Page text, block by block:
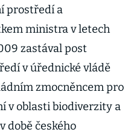
prostředí a
ministra v letech
zastával post
v úřednické vládě
zmocněncem pro
v oblasti biodiverzity a
době českého